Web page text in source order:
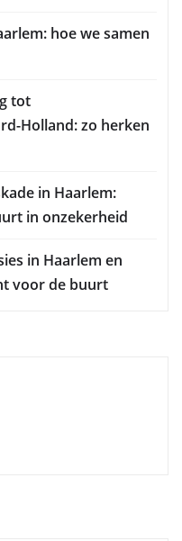
hoe we samen
tot
Holland: zo herken
in Haarlem:
in onzekerheid
in Haarlem en
voor de buurt